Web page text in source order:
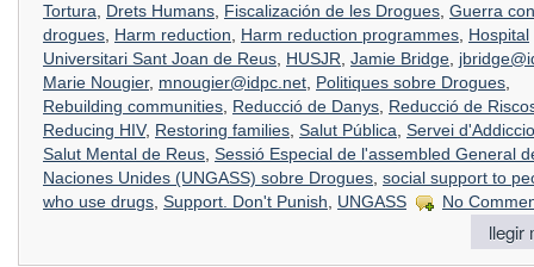
Tortura, Drets Humans, Fiscalización de les Drogues, Guerra
drogues, Harm reduction, Harm reduction programmes, Hospital
Universitari Sant Joan de Reus, HUSJR, Jamie Bridge,
Marie Nougier, mnougier@idpc.net, Politiques sobre Drogues,
Rebuilding communities, Reducció de Danys, Reducció de
Reducing HIV, Restoring families, Salut Pública, Servei
Salut Mental de Reus, Sessió Especial de l'assembled General
Naciones Unides (UNGASS) sobre Drogues, social support to
who use drugs, Support. Don't Punish, UNGASS No
llegir